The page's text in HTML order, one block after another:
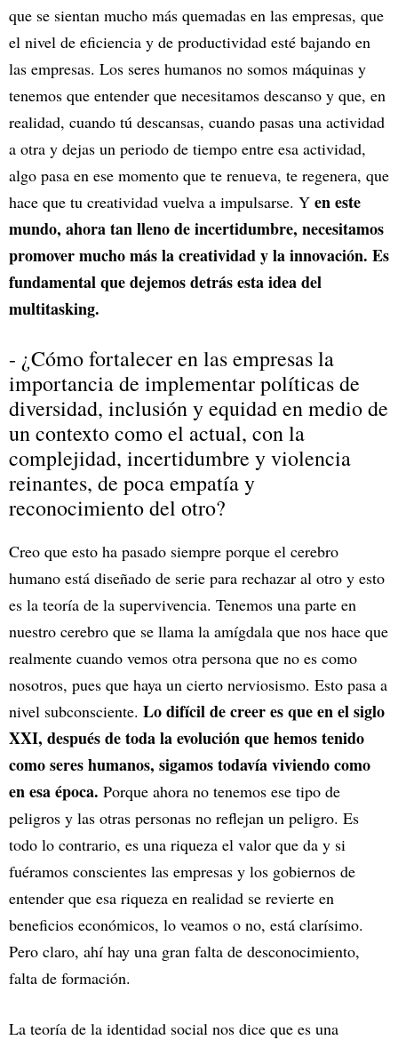
que se sientan mucho más quemadas en las empresas, que
el nivel de eficiencia y de productividad esté bajando en
las empresas. Los seres humanos no somos máquinas y
tenemos que entender que necesitamos descanso y que, en
realidad, cuando tú descansas, cuando pasas una actividad
a otra y dejas un periodo de tiempo entre esa actividad,
algo pasa en ese momento que te renueva, te regenera, que
hace que tu creatividad vuelva a impulsarse. Y en este
mundo, ahora tan lleno de incertidumbre, necesitamos
promover mucho más la creatividad y la innovación. Es
fundamental que dejemos detrás esta idea del
multitasking.
- ¿Cómo fortalecer en las empresas la
importancia de implementar políticas de
diversidad, inclusión y equidad en medio de
un contexto como el actual, con la
complejidad, incertidumbre y violencia
reinantes, de poca empatía y
reconocimiento del otro?
Creo que esto ha pasado siempre porque el cerebro
humano está diseñado de serie para rechazar al otro y esto
es la teoría de la supervivencia. Tenemos una parte en
nuestro cerebro que se llama la amígdala que nos hace que
realmente cuando vemos otra persona que no es como
nosotros, pues que haya un cierto nerviosismo. Esto pasa a
nivel subconsciente. Lo difícil de creer es que en el siglo
XXI, después de toda la evolución que hemos tenido
como seres humanos, sigamos todavía viviendo como
en esa época. Porque ahora no tenemos ese tipo de
peligros y las otras personas no reflejan un peligro. Es
todo lo contrario, es una riqueza el valor que da y si
fuéramos conscientes las empresas y los gobiernos de
entender que esa riqueza en realidad se revierte en
beneficios económicos, lo veamos o no, está clarísimo.
Pero claro, ahí hay una gran falta de desconocimiento,
falta de formación.
La teoría de la identidad social nos dice que es una